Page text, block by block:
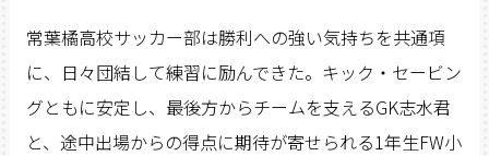
常葉橘高校サッカー部は勝利への強い気持ちを共通項
に、日々団結して練習に励んできた。キック・セービン
グともに安定し、最後方からチームを支えるGK志水君
と、途中出場からの得点に期待が寄せられる1年生FW小